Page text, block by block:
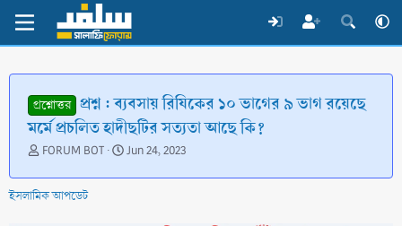
প্রশ্নোত্তর প্রশ্ন : ব্যবসায় রিযিকের ১০ ভাগের ৯ ভাগ রয়েছে
মর্মে প্রচলিত হাদীছটির সত্যতা আছে কি?
T
r
e
FORUM BOT
S
a
Jun 24, 2023
ইসলামিক আপডেট